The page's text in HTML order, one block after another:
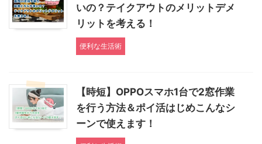
いの？テイクアウトのメリットデメ
リットを考える！
便利な生活術
【時短】OPPOスマホ1台で2窓作業
を行う方法＆ポイ活はじめこんなシ
ーンで使えます！